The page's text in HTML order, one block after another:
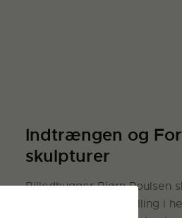
Indtrængen og
skulpturer
Billedhugger Bjørn Poulsen
to skulpturer til udstilling i